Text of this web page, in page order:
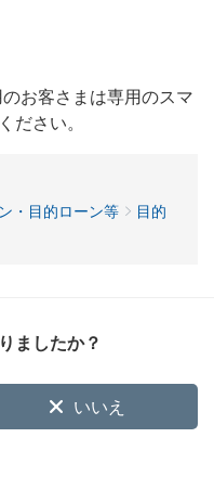
お客さまは専用のスマ
ださい。
・目的ローン等
目的
ましたか？
いいえ